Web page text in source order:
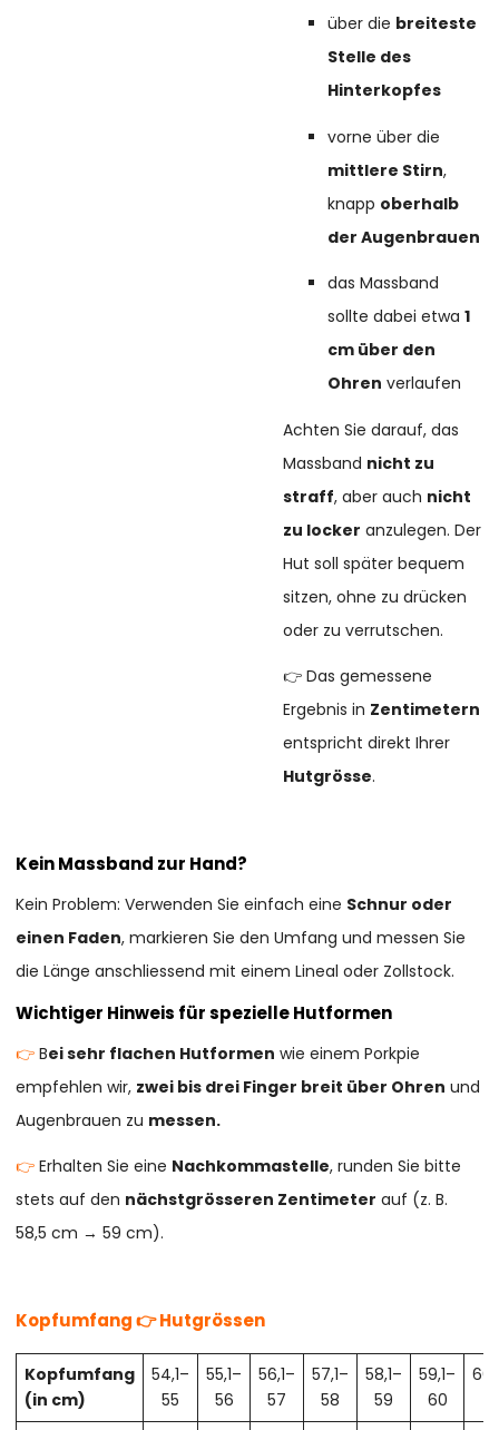
über die breiteste
Stelle des
Hinterkopfes
vorne über die
mittlere Stirn,
knapp oberhalb
der Augenbrauen
das Massband
sollte dabei etwa1
cm über den
Ohren verlaufen
Achten Sie darauf, das
Massband nicht zu
straff, aber auch nicht
zu locker anzulegen. Der
Hut soll später bequem
sitzen, ohne zu drücken
oder zu verrutschen.
👉 Das gemessene
Ergebnis in Zentimetern
entspricht direkt Ihrer
Hutgrösse.
Kein Massband zur Hand?
Kein Problem: Verwenden Sie einfach eine Schnur oder
einen Faden, markieren Sie den Umfang und messen Sie
die Länge anschliessend mit einem Lineal oder Zollstock.
Wichtiger Hinweis für spezielle Hutformen
👉Bei sehr flachen Hutformen wie einem Porkpie
empfehlen wir, zwei bis drei Finger breit über Ohren und
Augenbrauen zu messen.
👉Erhalten Sie eine Nachkommastelle, runden Sie bitte
stets auf den nächstgrösseren Zentimeter auf (z. B.
58,5 cm → 59 cm).
Kopfumfang 👉 Hutgrössen
Kopfumfang
(in cm)
54,1–
55
55,1–
56
56,1–
57
57,1–
58
58,1–
59
59,1–
60